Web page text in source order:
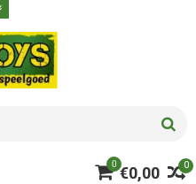
0
0 €0,00